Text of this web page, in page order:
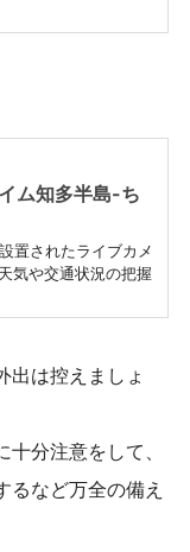
ム知多半島-ち
置されたライブカメ
気や交通状況の把握
出は控えましょ
十分注意をして、
るなど万全の備え